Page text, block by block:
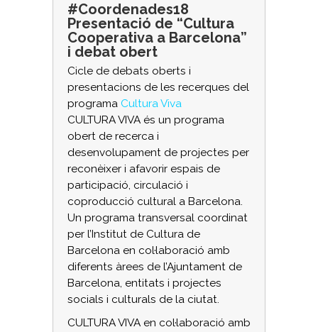
#Coordenades18
Presentació de “Cultura
Cooperativa a Barcelona”
i debat obert
Cicle de debats oberts i
presentacions de les recerques del
programa Cultura Viva
CULTURA VIVA és un programa
obert de recerca i
desenvolupament de projectes per
reconèixer i afavorir espais de
participació, circulació i
coproducció cultural a Barcelona.
Un programa transversal coordinat
per l’Institut de Cultura de
Barcelona en col·laboració amb
diferents àrees de l’Ajuntament de
Barcelona, entitats i projectes
socials i culturals de la ciutat.
CULTURA VIVA en col·laboració amb